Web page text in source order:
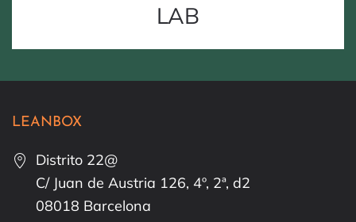
LAB
LEANBOX
Distrito 22@
C/ Juan de Austria 126, 4º, 2ª, d2
08018 Barcelona